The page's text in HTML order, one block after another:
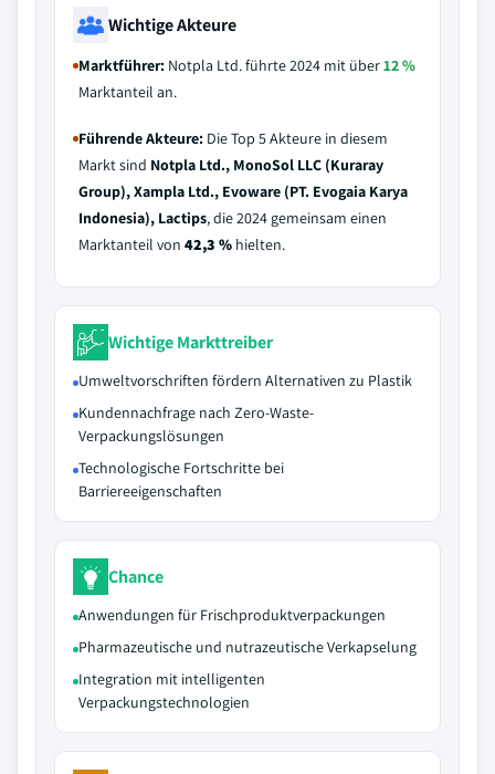
Wichtige Akteure
Marktführer: Notpla Ltd. führte 2024 mit über12 %
Marktanteil an.
Führende Akteure: Die Top 5 Akteure in diesem
Markt sind Notpla Ltd., MonoSol LLC (Kuraray
Group), Xampla Ltd., Evoware (PT. Evogaia Karya
Indonesia), Lactips, die 2024 gemeinsam einen
Marktanteil von 42,3 % hielten.
Wichtige Markttreiber
Umweltvorschriften fördern Alternativen zu Plastik
Kundennachfrage nach Zero-Waste-
Verpackungslösungen
Technologische Fortschritte bei
Barriereeigenschaften
Chance
Anwendungen für Frischproduktverpackungen
Pharmazeutische und nutrazeutische Verkapselung
Integration mit intelligenten
Verpackungstechnologien